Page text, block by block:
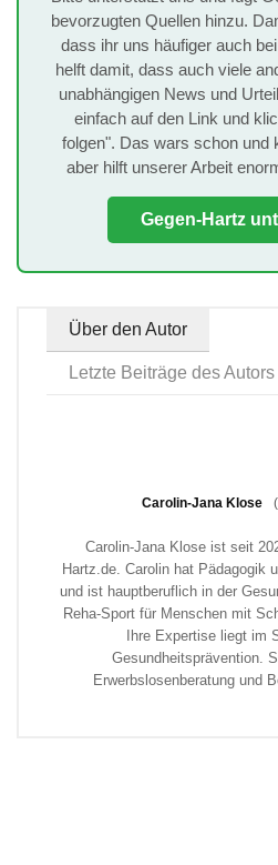
bevorzugten Quellen hinzu.
dass ihr uns häufiger auch
helft damit, dass auch viele
unabhängigen News und
einfach auf den Link und
folgen". Das wars schon und
aber hilft unserer Arbeit
Gegen-Hartz
Über den Autor
Letzte Beiträge des Autors
Carolin-Jana Klose (
Carolin-Jana Klose ist seit
Hartz.de. Carolin hat Pädagogik
und ist hauptberuflich in der
Reha-Sport für Menschen mit
Ihre Expertise liegt im
Gesundheitsprävention.
Erwerbslosenberatung und